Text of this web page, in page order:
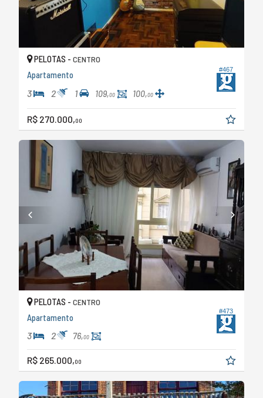
#467
PELOTAS - CENTRO
Apartamento
3 2 1 109,00 100,00
R$ 270.000,00
#473
PELOTAS - CENTRO
Apartamento
3 2 76,00
R$ 265.000,00